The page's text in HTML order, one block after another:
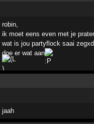
robin,
ik moet eens even met je
wat is jou partyflock saai zegxd.
doe er wat aan
jaah